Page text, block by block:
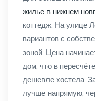
жилье в нижнем
коттедж. На улице
вариантов с
зоной. Цена
дом, что в
дешевле хостела.
лучше напрямую,